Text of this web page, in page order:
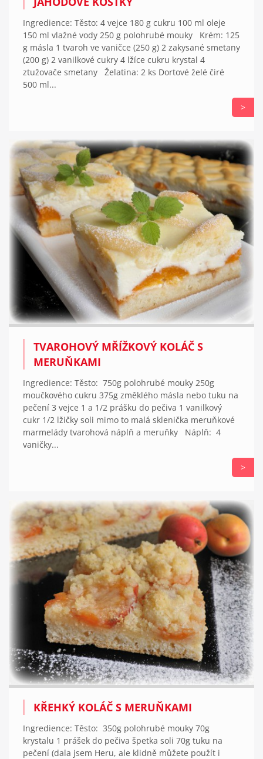
Ingredience: Těsto: 4 vejce 180 g cukru 100 ml oleje
150 ml vlažné vody 250 g polohrubé mouky Krém: 125
g másla 1 tvaroh ve vaničce (250 g) 2 zakysané smetany
(200 g) 2 vanilkové cukry 4 lžíce cukru krystal 4
ztužovače smetany Želatina: 2 ks Dortové želé čiré
500 ml...
>
TVAROHOVÝ MŘÍŽKOVÝ KOLÁČ S
MERUŇKAMI
Ingredience: Těsto: 750g polohrubé mouky 250g
moučkového cukru 375g změklého másla nebo tuku na
pečení 3 vejce 1 a 1/2 prášku do pečiva 1 vanilkový
cukr 1/2 lžičky soli mimo to malá sklenička meruňkové
marmelády tvarohová náplň a meruňky Náplň: 4
vaničky...
>
KŘEHKÝ KOLÁČ S MERUŇKAMI
Ingredience: Těsto: 350g polohrubé mouky 70g
krystalu 1 prášek do pečiva špetka soli 70g tuku na
pečení (dala jsem Heru, ale klidně můžete použít i